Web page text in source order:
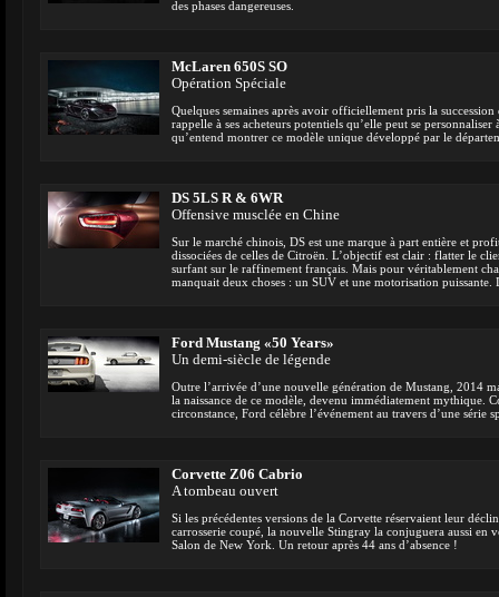
des phases dangereuses.
McLaren 650S SO
Opération Spéciale
Quelques semaines après avoir officiellement pris la
rappelle à ses acheteurs potentiels qu’elle peut se personnaliser
qu’entend montrer ce modèle unique développé par le
DS 5LS R & 6WR
Offensive musclée en Chine
Sur le marché chinois, DS est une marque à part entière et
dissociées de celles de Citroën. L’objectif est clair : flatter le
surfant sur le raffinement français. Mais pour véritablement
manquait deux choses : un SUV et une motorisation puissante.
Ford Mustang «50 Years»
Un demi-siècle de légende
Outre l’arrivée d’une nouvelle génération de Mustang, 2014
la naissance de ce modèle, devenu immédiatement mythique.
circonstance, Ford célèbre l’événement au travers d’une série
Corvette Z06 Cabrio
A tombeau ouvert
Si les précédentes versions de la Corvette réservaient leur
carrosserie coupé, la nouvelle Stingray la conjuguera aussi en
Salon de New York. Un retour après 44 ans d’absence !